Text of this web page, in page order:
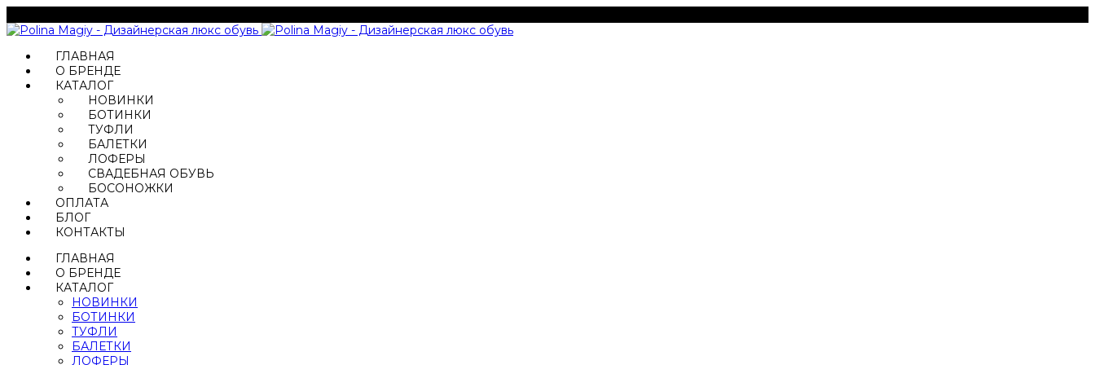
ГЛАВНАЯ
О БРЕНДЕ
КАТАЛОГ
НОВИНКИ
БОТИНКИ
ТУФЛИ
БАЛЕТКИ
ЛОФЕРЫ
СВАДЕБНАЯ ОБУВЬ
БОСОНОЖКИ
ОПЛАТА
БЛОГ
КОНТАКТЫ
ГЛАВНАЯ
О БРЕНДЕ
КАТАЛОГ
НОВИНКИ
БОТИНКИ
ТУФЛИ
БАЛЕТКИ
ЛОФЕРЫ